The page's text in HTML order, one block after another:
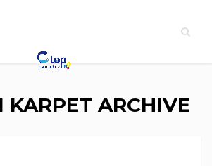
KARPET ARCHIVE